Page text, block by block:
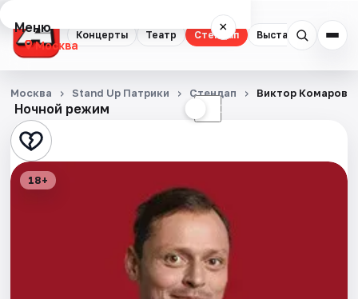
Концерты Театр Стендап Выставки
Меню ×
Москва
Концерты
Театр
Стендап
Ночной режим ☾
Москва Stand Up Патрики Стендап Виктор Комаров
18+